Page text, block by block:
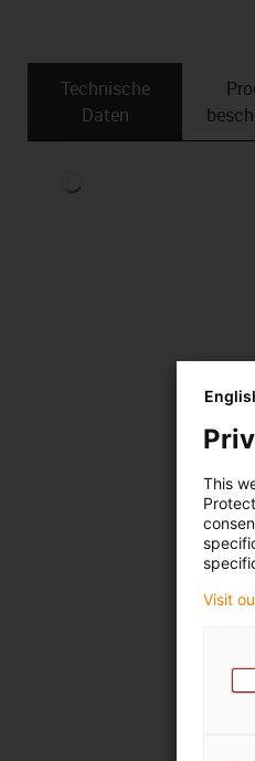
Technische
Daten
This
Visit